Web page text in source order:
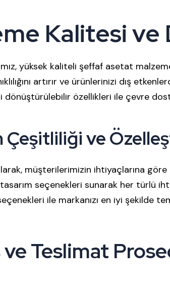
Kalitesi ve
yüksek kaliteli şeffaf asetat
artırır ve ürünlerinizi dış
dönüştürülebilir özellikleri ile çevre
Çeşitliliği ve
müşterilerimizin ihtiyaçlarına göre
seçenekleri sunarak her türlü
ile markanızı en iyi şekilde
Teslimat